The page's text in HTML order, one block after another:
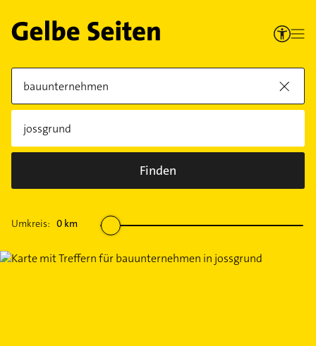
Finden
Umkreis: 0 km